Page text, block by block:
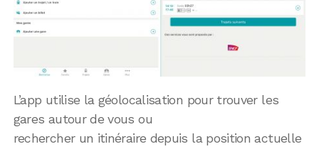
L’app utilise la géolocalisation pour trouver les
gares autour de vous ou
rechercher un itinéraire depuis la position actuelle